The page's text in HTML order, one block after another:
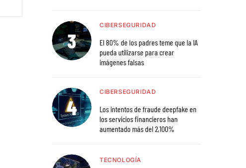
CIBERSEGURIDAD
El 80% de los padres teme que la IA
pueda utilizarse para crear
imágenes falsas
CIBERSEGURIDAD
Los intentos de fraude deepfake en
los servicios financieros han
aumentado más del 2,100%
TECNOLOGÍA